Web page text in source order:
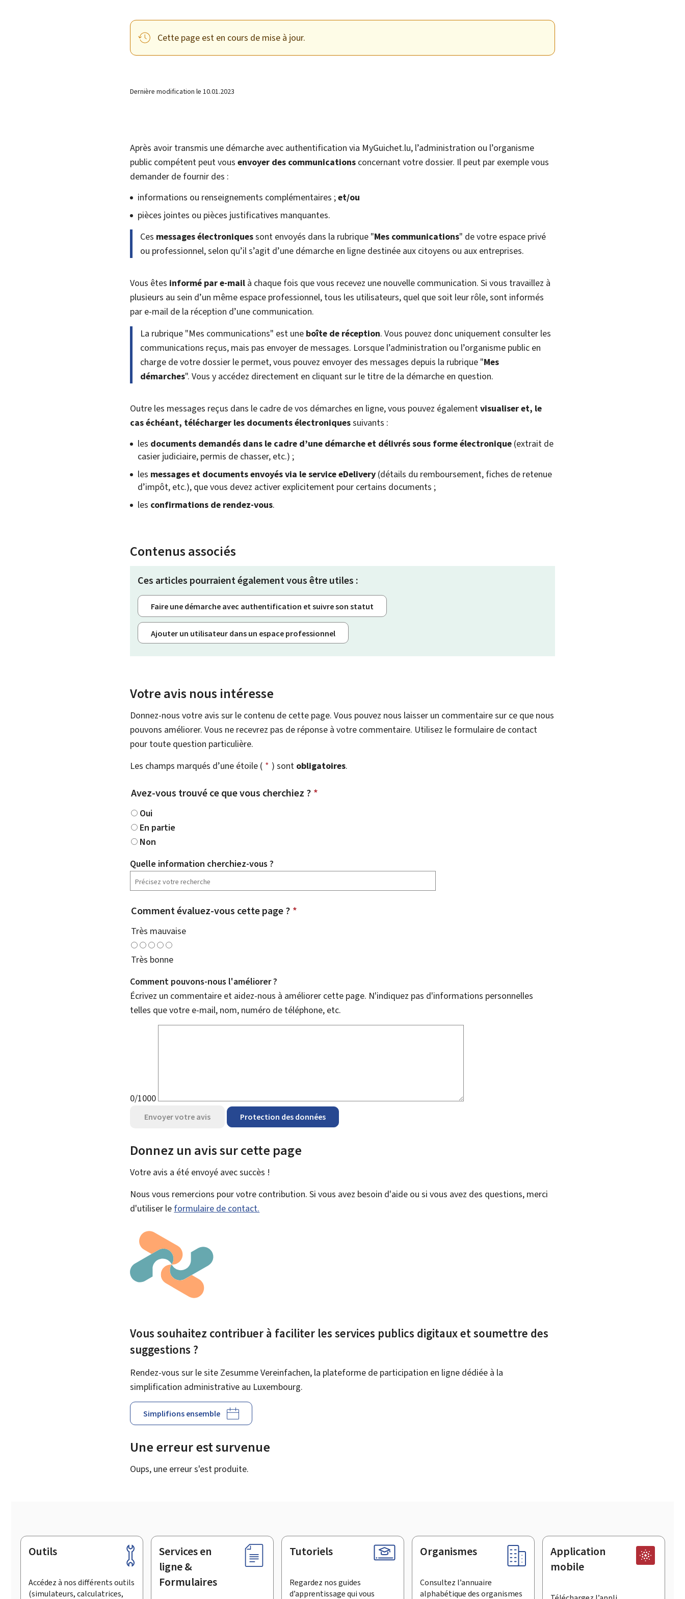
Cette page est en cours de mise à jour.
Dernière modification le10.01.2023
Après avoir transmis une démarche avec authentification via MyGuichet.lu, l’administration ou l’organisme
public compétent peut vousenvoyer des communications concernant votre dossier. Il peut par exemple vous
demander de fournir des :
informations ou renseignements complémentaires ;et/ou
pièces jointes ou pièces justificatives manquantes.
Ces messages électroniquessont envoyés dans la rubrique "Mes communications" de votre espace privé
ou professionnel, selon qu’il s’agit d’une démarche en ligne destinée aux citoyens ou aux entreprises.
Vous êtes informé par e-mail à chaque fois que vous recevez une nouvelle communication. Si vous travaillez à
plusieurs au sein d’un même espace professionnel, tous les utilisateurs, quel que soit leur rôle, sont informés
par e-mail de la réception d’une communication.
La rubrique "Mes communications" est une boîte de réception. Vous pouvez donc uniquement consulter les
communications reçus, mais pas envoyer de messages. Lorsque l’administration ou l’organisme public en
charge de votre dossier le permet, vous pouvez envoyer des messages depuis la rubrique "Mes
démarches". Vous y accédez directement en cliquant sur le titre de la démarche en question.
Outre les messages reçus dans le cadre de vos démarches en ligne, vous pouvez égalementvisualiser et, le
cas échéant, télécharger les documents électroniquessuivants :
les documents demandés dans le cadre d’une démarche et délivrés sous forme électronique (extrait de
casier judiciaire, permis de chasser, etc.) ;
les messages et documents envoyés via le serviceeDelivery (détails du remboursement, fiches de retenue
d’impôt, etc.), que vous devez activer explicitement pour certains documents ;
les confirmations de rendez-vous.
Contenus associés
Ces articles pourraient également vous être utiles :
Faire une démarche avec authentification et suivre son statut
Ajouter un utilisateur dans un espace professionnel
Votre avis nous intéresse
Donnez-nous votre avis sur le contenu de cette page. Vous pouvez nous laisser un commentaire sur ce que nous
pouvons améliorer. Vous ne recevrez pas de réponse à votre commentaire. Utilisez le formulaire de contact
pour toute question particulière.
Les champs marqués d’une étoile ( * ) sont obligatoires.
Avez-vous trouvé ce que vous cherchiez ? *
Oui
En partie
Non
Quelle information cherchiez-vous ?
Comment évaluez-vous cette page ? *
Très mauvaise
Très bonne
Comment pouvons-nous l'améliorer ?
Écrivez un commentaire et aidez-nous à améliorer cette page. N'indiquez pas d'informations personnelles
telles que votre e-mail, nom, numéro de téléphone, etc.
0/1000
Envoyer votre avis Protection des données
Donnez un avis sur cette page
Votre avis a été envoyé avecsuccès !
Nous vous remercions pour votre contribution. Si vous avez besoin d'aide ou si vous avez des questions, merci
d'utiliser le formulaire de contact.
Vous souhaitez contribuer à faciliter les services publics digitaux et soumettre des
suggestions ?
Rendez-vous sur le site Zesumme Vereinfachen, la plateforme de participation en ligne dédiée à la
simplification administrative au Luxembourg.
Simplifions ensemble
Une erreur est survenue
Oups, une erreur s'est produite.
Pied
page
Outils
Accédez à nos différents outils
(simulateurs, calculatrices,
Services en
ligne &
Formulaires
Tutoriels
Regardez nos guides
d’apprentissage qui vous
Organismes
Consultez l’annuaire
alphabétique des organismes
Application
mobile